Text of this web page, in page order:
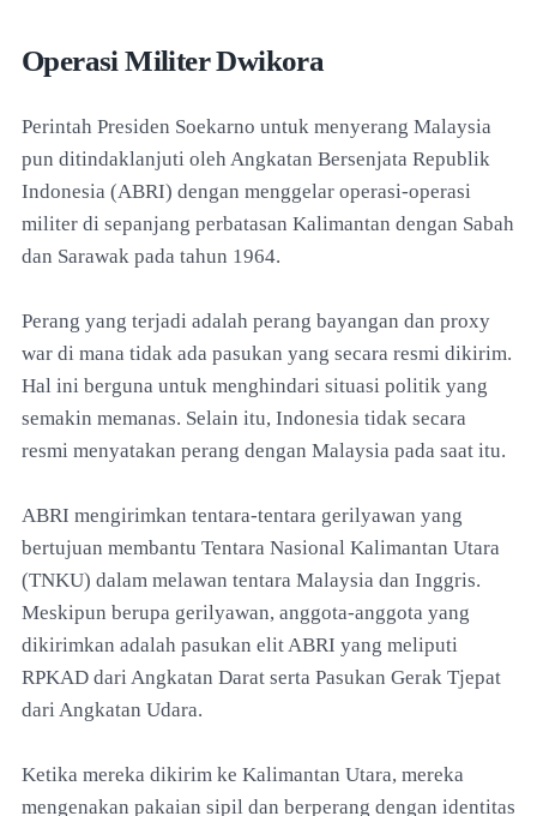
Operasi Militer Dwikora
Perintah Presiden Soekarno untuk menyerang Malaysia
pun ditindaklanjuti oleh Angkatan Bersenjata Republik
Indonesia (ABRI) dengan menggelar operasi-operasi
militer di sepanjang perbatasan Kalimantan dengan Sabah
dan Sarawak pada tahun 1964.
Perang yang terjadi adalah perang bayangan dan proxy
war di mana tidak ada pasukan yang secara resmi dikirim.
Hal ini berguna untuk menghindari situasi politik yang
semakin memanas. Selain itu, Indonesia tidak secara
resmi menyatakan perang dengan Malaysia pada saat itu.
ABRI mengirimkan tentara-tentara gerilyawan yang
bertujuan membantu Tentara Nasional Kalimantan Utara
(TNKU) dalam melawan tentara Malaysia dan Inggris.
Meskipun berupa gerilyawan, anggota-anggota yang
dikirimkan adalah pasukan elit ABRI yang meliputi
RPKAD dari Angkatan Darat serta Pasukan Gerak Tjepat
dari Angkatan Udara.
Ketika mereka dikirim ke Kalimantan Utara, mereka
mengenakan pakaian sipil dan berperang dengan identitas